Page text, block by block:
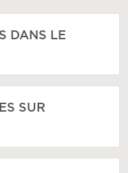
DANS LE
SUR